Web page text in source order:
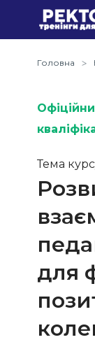
Головна
Тема
для